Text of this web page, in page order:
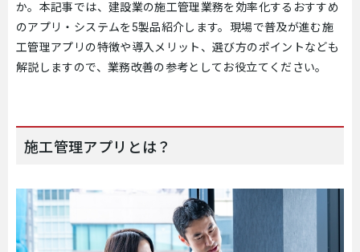
か。本記事では、建設業の施工管理業務を効率化するおすすめ
のアプリ・システムを5製品紹介します。現場で普及が進む施
工管理アプリの特徴や導入メリット、選び方のポイントなども
解説しますので、業務改善の参考としてお役立てください。
施工管理アプリとは？